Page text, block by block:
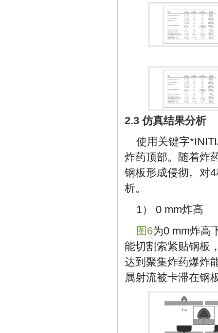
2.3 仿真结果分析
使用关键字
炸药顶部。随着炸
钢板形成侵彻。对
析。
1） 0 mm炸高
图6为0 mm炸高
能切割索紧贴钢板
达到聚集炸药爆炸
属射流被卡滞在钢